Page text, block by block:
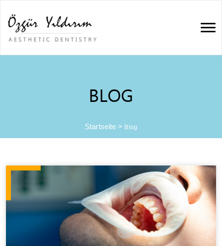
BLOG
Startseite > Blog